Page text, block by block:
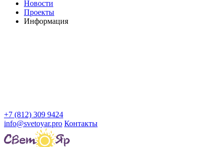
Новости
Проекты
Информация
+7 (812) 309 9424
info@svetoyar.pro Контакты